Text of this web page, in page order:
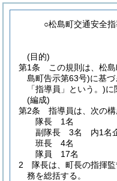
○松島町交通安全指
(目的)
第1条
この規則は、松
島町告示第63号)に基
「指導員」という。)に
(編成)
第2条
指導員は、次の構
隊長 1名
副隊長 3名 内1名
班長 4名
隊員 17名
2
隊長は、町長の指揮
務を総括する。